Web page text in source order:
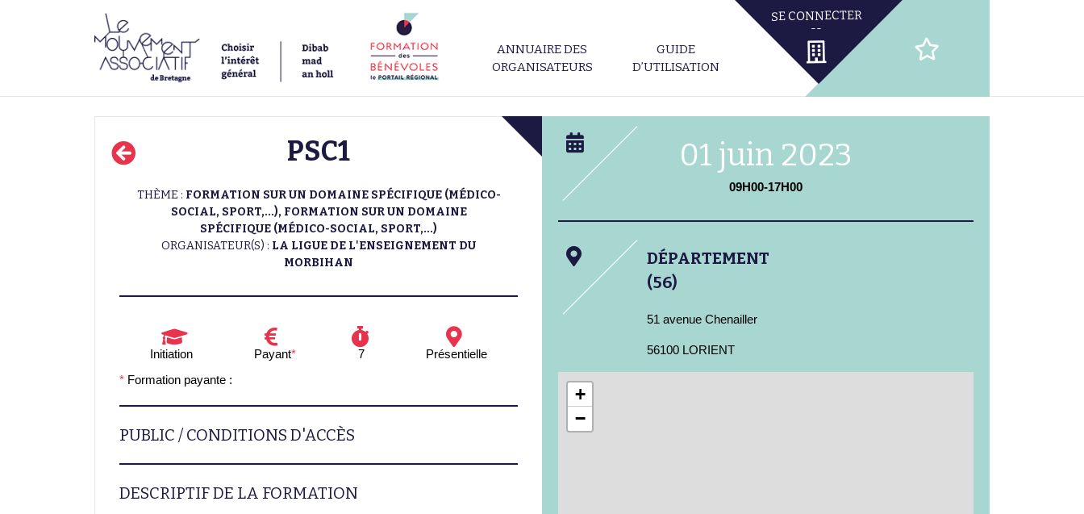
ANNUAIRE DES
ORGANISATEURS
GUIDE
D’UTILISATION
PSC1
THÈME : FORMATION SUR UN DOMAINE SPÉCIFIQUE (MÉDICO-
SOCIAL, SPORT,...), FORMATION SUR UN DOMAINE
SPÉCIFIQUE (MÉDICO-SOCIAL, SPORT,...)
ORGANISATEUR(S) : LA LIGUE DE L'ENSEIGNEMENT DU
MORBIHAN
Initiation Payant* 7
Présentielle
* Formation payante :
PUBLIC / CONDITIONS D'ACCÈS
DESCRIPTIF DE LA FORMATION
01 juin 2023
09H00-17H00
DÉPARTEMENT
(56)
51 avenue Chenailler
56100 LORIENT
+
−